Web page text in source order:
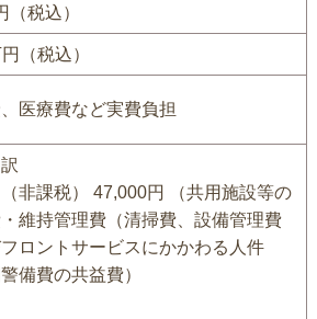
（税込）
（税込）
医療費など実費負担
非課税） 47,000円 （共用施設等の
維持管理費（清掃費、設備管理費
ロントサービスにかかわる人件
備費の共益費）